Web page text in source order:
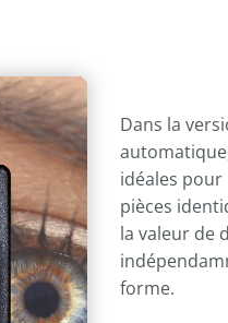
Dans la
idéales pour
pièces
la valeur de
forme.